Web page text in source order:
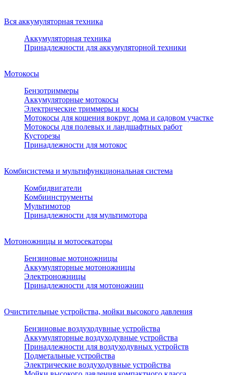
Вся аккумуляторная техника
Аккумуляторная техника
Принадлежности для аккумуляторной техники
Мотокосы
Бензотриммеры
Аккумуляторные мотокосы
Электрические триммеры и косы
Мотокосы для кошения вокруг дома и садовом участке
Мотокосы для полевых и ландшафтных работ
Кусторезы
Принадлежности для мотокос
Комбисистема и мультифункциональная система
Комбидвигатели
Комбиинструменты
Мультимотор
Принадлежности для мультимотора
Мотоножницы и мотосекаторы
Бензиновые мотоножницы
Аккумуляторные мотоножницы
Электроножницы
Принадлежности для мотоножниц
Очистительные устройства, мойки высокого давления
Бензиновые воздуходувные устройства
Аккумуляторные воздуходувные устройства
Принадлежности для воздуходувных устройств
Подметальные устройства
Электрические воздуходувные устройства